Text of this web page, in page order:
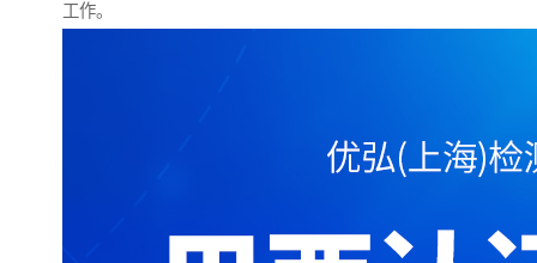
工作。